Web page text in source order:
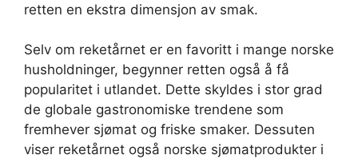
retten en ekstra dimensjon av smak.
Selv om reketårnet er en favoritt i mange norske
husholdninger, begynner retten også å få
popularitet i utlandet. Dette skyldes i stor grad
de globale gastronomiske trendene som
fremhever sjømat og friske smaker. Dessuten
viser reketårnet også norske sjømatprodukter i